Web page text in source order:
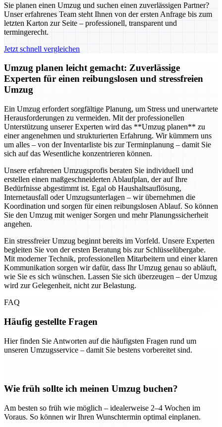
Sie planen einen Umzug und suchen einen zuverlässigen Partner?
Unser erfahrenes Team steht Ihnen von der ersten Anfrage bis zum
letzten Karton zur Seite – professionell, transparent und
termingerecht.
Jetzt schnell vergleichen
Umzug planen leicht gemacht: Zuverlässige
Experten für einen reibungslosen und stressfreien
Umzug
Ein Umzug erfordert sorgfältige Planung, um Stress und unerwartete
Herausforderungen zu vermeiden. Mit der professionellen
Unterstützung unserer Experten wird das **Umzug planen** zu
einer angenehmen und strukturierten Erfahrung. Wir kümmern uns
um alles – von der Inventarliste bis zur Terminplanung – damit Sie
sich auf das Wesentliche konzentrieren können.
Unsere erfahrenen Umzugsprofis beraten Sie individuell und
erstellen einen maßgeschneiderten Ablaufplan, der auf Ihre
Bedürfnisse abgestimmt ist. Egal ob Haushaltsauflösung,
Internetausfall oder Umzugsunterlagen – wir übernehmen die
Koordination und sorgen für einen reibungslosen Ablauf. So können
Sie den Umzug mit weniger Sorgen und mehr Planungssicherheit
angehen.
Ein stressfreier Umzug beginnt bereits im Vorfeld. Unsere Experten
begleiten Sie von der ersten Beratung bis zur Schlüsselübergabe.
Mit moderner Technik, professionellen Mitarbeitern und einer klaren
Kommunikation sorgen wir dafür, dass Ihr Umzug genau so abläuft,
wie Sie es sich wünschen. Lassen Sie sich überzeugen – der Umzug
wird zur Gelegenheit, nicht zur Belastung.
FAQ
Häufig gestellte Fragen
Hier finden Sie Antworten auf die häufigsten Fragen rund um
unseren Umzugsservice – damit Sie bestens vorbereitet sind.
Wie früh sollte ich meinen Umzug buchen?
Am besten so früh wie möglich – idealerweise 2–4 Wochen im
Voraus. So können wir Ihren Wunschtermin optimal einplanen.